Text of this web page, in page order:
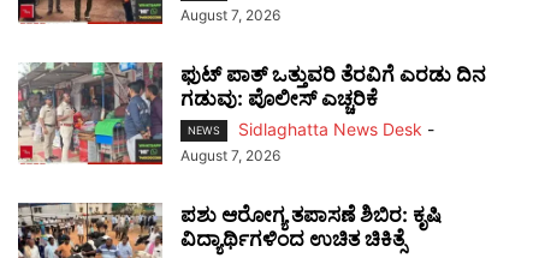
August 7, 2026
ಫುಟ್‌ ಪಾತ್ ಒತ್ತುವರಿ ತೆರವಿಗೆ ಎರಡು ದಿನ
ಗಡುವು: ಪೊಲೀಸ್ ಎಚ್ಚರಿಕೆ
NEWS Sidlaghatta News Desk -
August 7, 2026
ಪಶು ಆರೋಗ್ಯ ತಪಾಸಣೆ ಶಿಬಿರ: ಕೃಷಿ
ವಿದ್ಯಾರ್ಥಿಗಳಿಂದ ಉಚಿತ ಚಿಕಿತ್ಸೆ